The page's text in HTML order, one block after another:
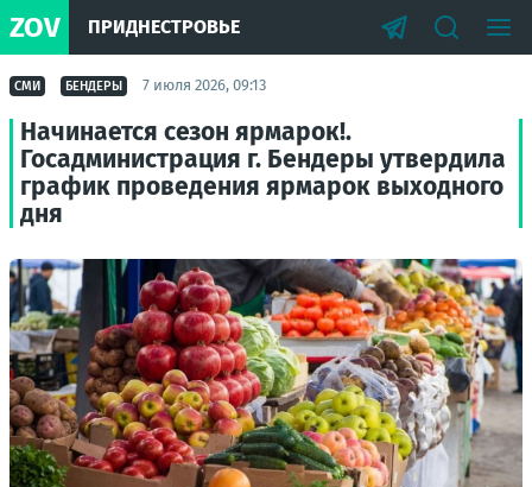
ZOV ПРИДНЕСТРОВЬЕ
СМИ БЕНДЕРЫ 7 июля 2026, 09:13
Начинается сезон ярмарок!.
Госадминистрация г. Бендеры утвердила
график проведения ярмарок выходного
дня